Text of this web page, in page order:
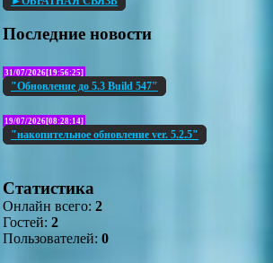
Последние новости
31/07/2026[19:56:25]
"Обновление до 5.3 Build 547"
19/07/2026[08:28:14]
"накопительное обновление ver. 5.2.5"
Статистика
Онлайн всего: 2
Гостей: 2
Пользователей: 0